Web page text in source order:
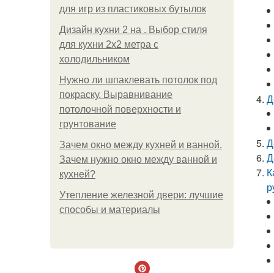
для игр из пластиковых бутылок
Дизайн кухни 2 на . Выбор стиля
для кухни 2х2 метра с
холодильником
Нужно ли шпаклевать потолок под
покраску. Выравнивание
потолочной поверхности и
грунтование
Зачем окно между кухней и ванной.
Зачем нужно окно между ванной и
кухней?
Утепление железной двери: лучшие
способы и материалы